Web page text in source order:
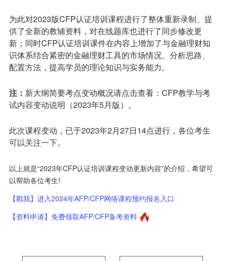
为此对2023版CFP认证培训课程进行了整体重新录制、提
供了全新的教辅资料，对在线题库也进行了同步修改更
新；同时CFP认证培训课件在内容上增加了与金融理财知
识体系结合紧密的金融理财工具的市场情况、分析思路、
配置方法，提高学员的理论知识与实务能力。
注： 新大纲简要考点变动概况请点击查看：CFP教学与考
试内容变动说明（2023年5月版）。
此次课程变动，已于2023年2月27日14点进行，各位考生
可以关注一下。
以上就是“2023年CFP认证培训课程变动更新内容”的介绍，希望可
以帮助各位考生!
【戳我】进入2024年AFP/CFP网络课程预约报名入口
【资料申请】免费领取AFP/CFP备考资料